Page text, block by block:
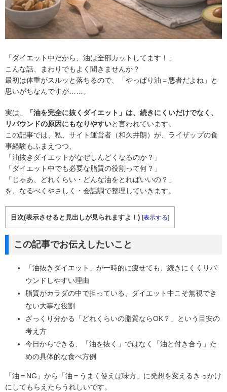
「ダイエット中だから、油は全部カットしてます！」
こんな話、まわりでもよく聞きませんか？
最初は体重がスルッと落ちるので、「やっぱり油＝悪者だよね」と
思いがちなんですが……。
実は、
「油を完全に抜くダイエット」は、続きにくいだけでなく、
リバウンドの原因にもなりやすいと言われています。
この記事では、私、サイト運営者（和久井朗）が、ライザップの食
事経験もふまえつつ、
「油抜きダイエットがなぜしんどくなるのか？」
「ダイエット中でも必要な脂質の役割って何？」
「じゃあ、どれくらい・どんな油をとればいいの？」
を、なるべくやさしく・会話調で整理していきます。
目次(表示させると見出しが見られますよ！) [表示する]
この記事でお伝えしたいこと
「油抜きダイエット」が一時的に痩せても、続きにくくリバ
ウンドしやすい理由
脂質がカラダの中で担っている、ダイエット中こそ無視でき
ない大事な役割
ざっくり分かる「どれくらいの脂質ならOK？」という目安の
考え方
今日からできる、「油を抜く」ではなく「油と付き合う」た
めの具体的な食べ方例
「油＝NG」から「油＝うまく使えば味方」に発想を変えるきっかけ
にしてもらえたらうれしいです。